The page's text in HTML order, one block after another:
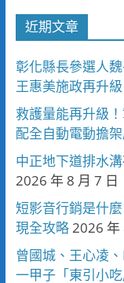
近期文章
彰化縣長參選人
王惠美施政再升級
救護量能再升級
配全自動電動擔
中正地下道排水
2026 年 8 月 7 日
短影音行銷是什
現全攻略2026 年
曾國城、王心凌
一甲子「東引小